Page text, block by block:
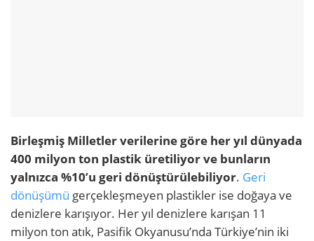
Birleşmiş Milletler verilerine göre her yıl dünyada
400 milyon ton plastik üretiliyor ve bunların
yalnızca %10’u geri dönüştürülebiliyor. Geri
dönüşümü gerçekleşmeyen plastikler ise doğaya ve
denizlere karışıyor. Her yıl denizlere karışan 11
milyon ton atık, Pasifik Okyanusu’nda Türkiye’nin iki